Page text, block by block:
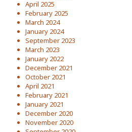
April 2025
February 2025
March 2024
January 2024
September 2023
March 2023
January 2022
December 2021
October 2021
April 2021
February 2021
January 2021
December 2020
November 2020